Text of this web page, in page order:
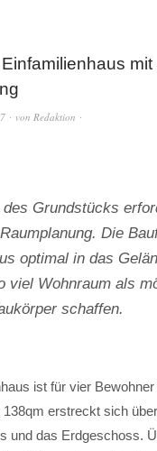
von Redaktion
des Grundstücks
Die
optimal in das
viel Wohnraum als
schaffen.
ist für vier
erstreckt sich
und das Erdgeschoss.